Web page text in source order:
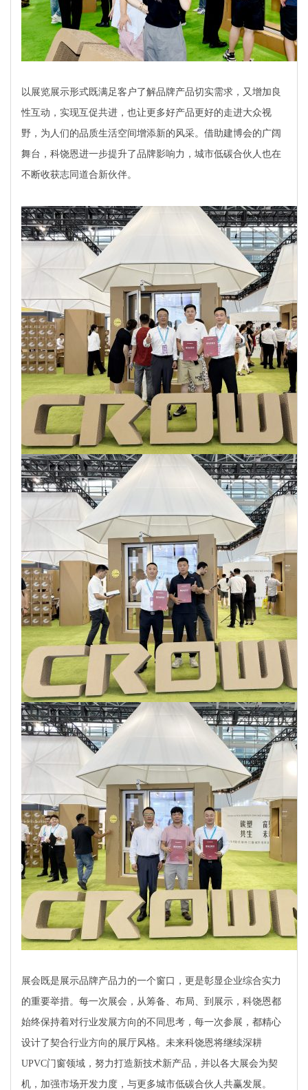
以展览展示形式既满足客户了解品牌产品切实需求，又增加良
性互动，实现互促共进，也让更多好产品更好的走进大众视
野，为人们的品质生活空间增添新的风采。 借助建博会的广阔
舞台，科饶恩进一步提升了品牌影响力，城市低碳合伙人也在
不断收获志同道合新伙伴。
展会既是展示品牌产品力的一个窗口，更是彰显企业综合实力
的重要举措。每一次展会，从筹备、布局、到展示，科饶恩都
始终保持着对行业发展方向的不同思考，每一次参展，都精心
设计了契合行业方向的展厅风格。未来科饶恩将继续深耕
UPVC门窗领域，努力打造新技术新产品，并以各大展会为契
机，加强市场开发力度，与更多城市低碳合伙人共赢发展。